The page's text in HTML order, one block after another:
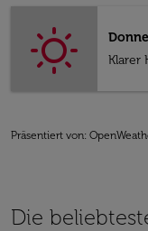
Klarer
Präsentiert von:
Die